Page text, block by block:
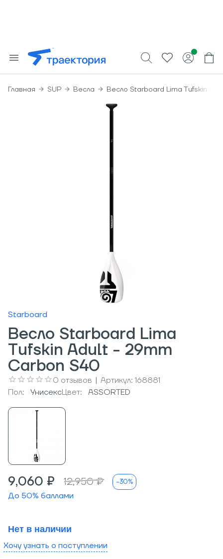
Главная SUP Весла Весло Starboard Lima Tufskin
Starboard
Весло Starboard Lima
Tufskin Adult - 29mm
Carbon S40
0 отзывов | Артикул: 168881
Пол:
УнисексЦвет: ASSORTED
9,060 ₽ 12,950 ₽ -30%
До 50% баллами
Нет в наличии
Хочу узнать о поступлении